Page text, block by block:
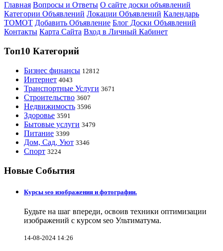
Главная Вопросы и Ответы О сайте доски объявлений
Категории Объявлений Локации Объявлений Календарь
ТОМОТ Добавить Объявление Блог Доски Объявлений
Контакты Карта Сайта Вход в Личный Кабинет
Топ10 Категорий
Бизнес финансы 12812
Интернет 4043
Транспортные Услуги 3671
Строительство 3607
Недвижимость 3596
Здоровье 3591
Бытовые услуги 3479
Питание 3399
Дом, Сад, Уют 3346
Спорт 3224
Новые События
Курсы seo изображения и фотографии.
Будьте на шаг впереди, освоив техники оптимизации
изображений с курсом seo Ультиматума.
14-08-2024 14:26